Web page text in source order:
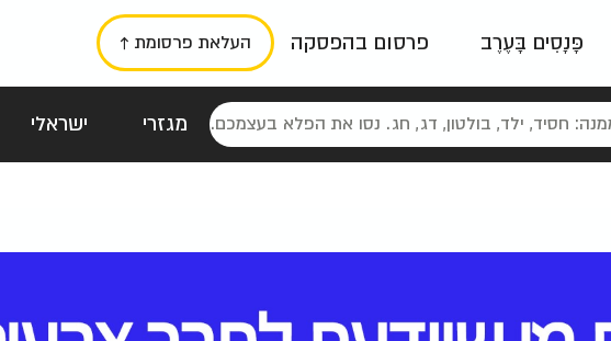
פָּנָסִים בָּעֶרֶב פרסום בהפסקה העלאת פרסומת ↑
מגזרי ישראלי
נוסטלגי כרזות טיפוגרפי